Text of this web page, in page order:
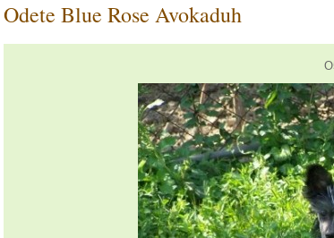
Odete Blue Rose Avokaduh